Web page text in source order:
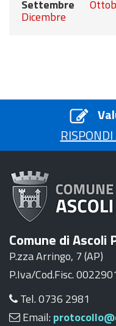
Settembre
Dicembre
Comune di Ascoli
P.zza Arringo, 7 (AP)
P.Iva/Cod.Fisc.
Tel. 0736 2981
Email: